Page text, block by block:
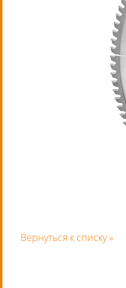
Вернуться к списку »